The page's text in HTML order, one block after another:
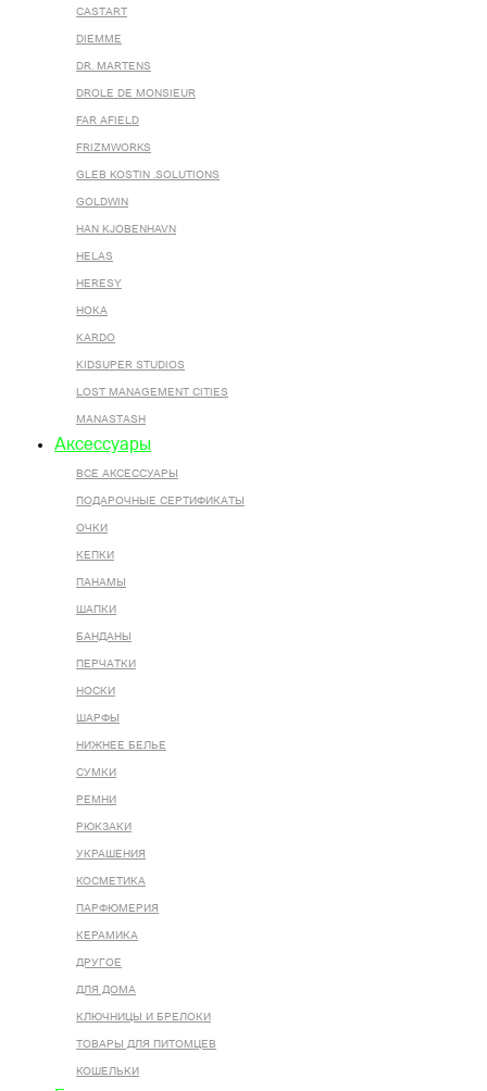
CASTART
DIEMME
DR. MARTENS
DROLE DE MONSIEUR
FAR AFIELD
FRIZMWORKS
GLEB KOSTIN .SOLUTIONS
GOLDWIN
HAN KJOBENHAVN
HELAS
HERESY
HOKA
KARDO
KIDSUPER STUDIOS
LOST MANAGEMENT CITIES
MANASTASH
Аксессуары
ВСЕ AКСЕССУАРЫ
ПОДАРОЧНЫЕ СЕРТИФИКАТЫ
ОЧКИ
КЕПКИ
ПАНАМЫ
ШАПКИ
БАНДАНЫ
ПЕРЧАТКИ
НОСКИ
ШАРФЫ
НИЖНЕЕ БЕЛЬЕ
СУМКИ
РЕМНИ
РЮКЗАКИ
УКРАШЕНИЯ
КОСМЕТИКА
ПАРФЮМЕРИЯ
КЕРАМИКА
ДРУГОЕ
ДЛЯ ДОМА
КЛЮЧНИЦЫ И БРЕЛОКИ
ТОВАРЫ ДЛЯ ПИТОМЦЕВ
КОШЕЛЬКИ